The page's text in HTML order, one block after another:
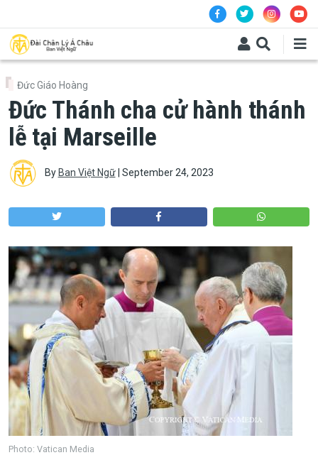
Đức Giáo Hoàng
Đức Thánh cha cử hành thánh
lễ tại Marseille
By Ban Việt Ngữ| September 24, 2023
Photo: Vatican Media